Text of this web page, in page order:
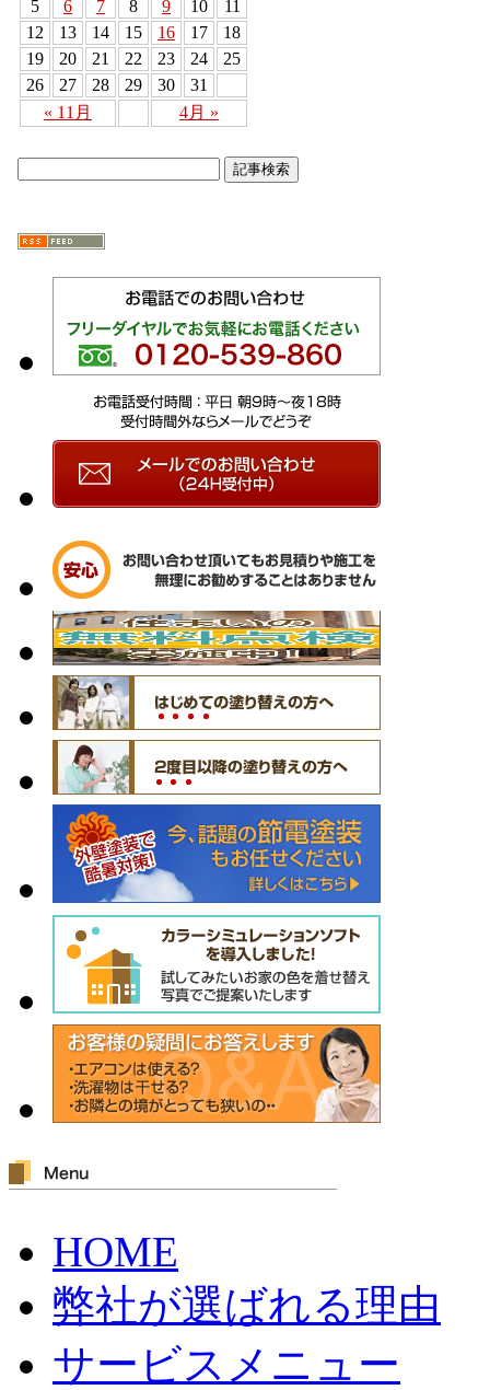
« 11月 4月 »
5 6 7 8 9 10
11
12
13 14 15 16 17
18
19
20 21 22 23 24
25
26
27 28 29 30 31
HOME
弊社が選ばれる理由
サービスメニュー